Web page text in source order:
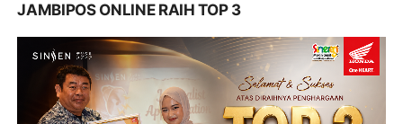
JAMBIPOS ONLINE RAIH TOP 3